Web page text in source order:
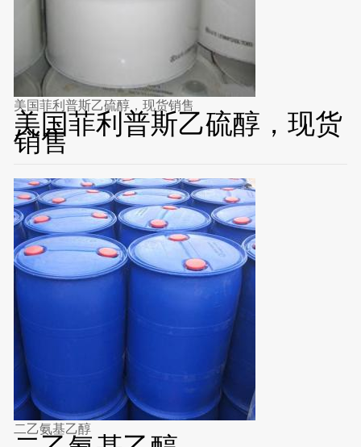
美国菲利普斯乙硫醇，现货销售
美国菲利普斯乙硫醇，现货
销售
二乙氨基乙醇